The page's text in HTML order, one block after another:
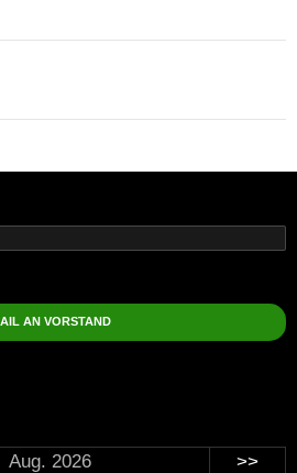
AN VORSTAND
Aug. 2026 >>